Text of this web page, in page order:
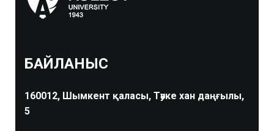
БАЙЛАНЫС
160012, Шымкент қаласы, Тәуке хан даңғылы,
5